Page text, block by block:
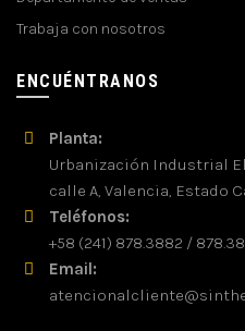
Trabaja con nosotros
ENCUÉNTRANOS
Planta:
Urbanización Industrial
calle A, Valencia, Estado
Teléfonos:
+58 (241) 878.3882 /
Email: